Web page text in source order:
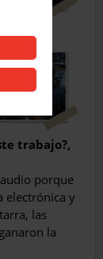
trabajo?,
porque
electrónica y
las
la